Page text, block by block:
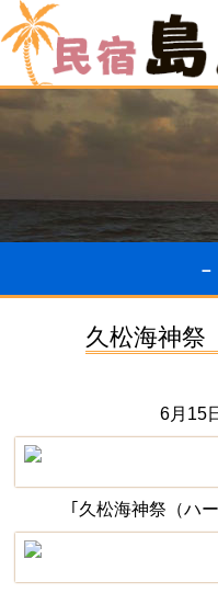
久松海神祭
6月15
｢久松海神祭（ハ